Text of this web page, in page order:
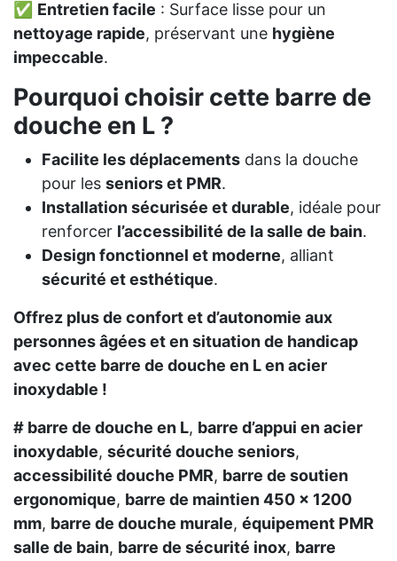
✅ Entretien facile : Surface lisse pour un
nettoyage rapide, préservant une hygiène
impeccable.
Pourquoi choisir cette barre de
douche en L ?
Facilite les déplacements dans la douche
pour les seniors et PMR.
Installation sécurisée et durable, idéale pour
renforcer l’accessibilité de la salle de bain.
Design fonctionnel et moderne, alliant
sécurité et esthétique.
Offrez plus de confort et d’autonomie aux
personnes âgées et en situation de handicap
avec cette barre de douche en L en acier
inoxydable !
# barre de douche en L, barre d’appui en acier
inoxydable, sécurité douche seniors,
accessibilité douche PMR, barre de soutien
ergonomique, barre de maintien 450 x 1200
mm, barre de douche murale, équipement PMR
salle de bain, barre de sécurité inox, barre